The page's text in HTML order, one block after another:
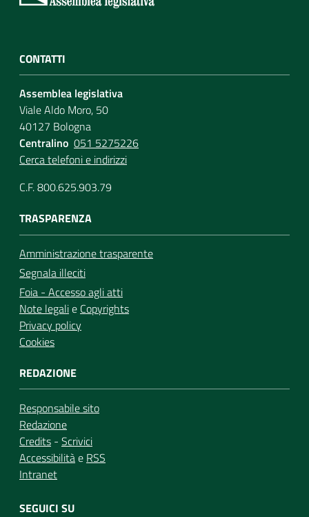
CONTATTI
Assemblea legislativa
Viale Aldo Moro, 50
40127 Bologna
Centralino 051 5275226
Cerca telefoni e indirizzi
C.F. 800.625.903.79
TRASPARENZA
Amministrazione trasparente
Segnala illeciti
Foia - Accesso agli atti
Note legalie Copyrights
Privacy policy
Cookies
REDAZIONE
Responsabile sito
Redazione
Credits - Scrivici
Accessibilitàe RSS
Intranet
SEGUICI SU